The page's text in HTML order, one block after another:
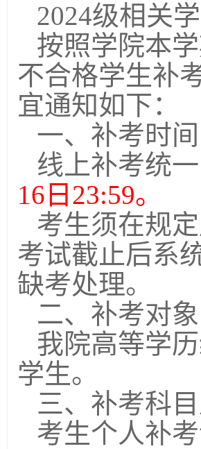
2024级相关学
按照学院本
不合格学生补
宜通知如下：
一、补考时间
线上补考统一
16日23:59。
考生须在规
考试截止后系
缺考处理。
二、补考对象
我院高等学
学生。
三、补考科
考生个人补